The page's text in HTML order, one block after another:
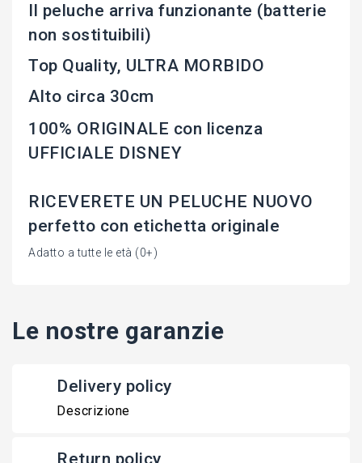
Il peluche arriva funzionante (batterie
non sostituibili)
Top Quality, ULTRA MORBIDO
Alto circa 30cm
100% ORIGINALE con licenza
UFFICIALE DISNEY
RICEVERETE UN PELUCHE NUOVO
perfetto con etichetta originale
Adatto a tutte le età (0+)
Le nostre garanzie
Delivery policy
Descrizione
Return policy